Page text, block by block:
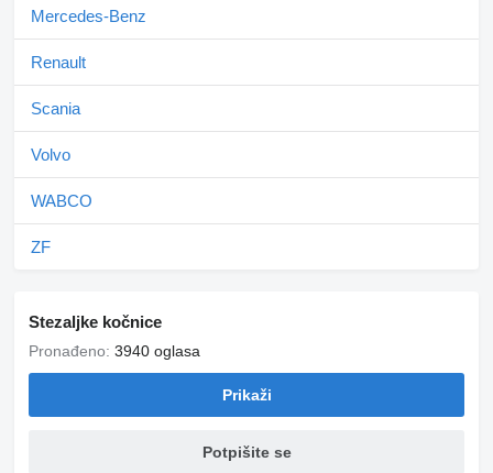
Mercedes-Benz
Renault
Scania
Volvo
WABCO
ZF
Stezaljkе kočnice
Pronađeno: 3940 oglasa
Prikaži
Potpišite se